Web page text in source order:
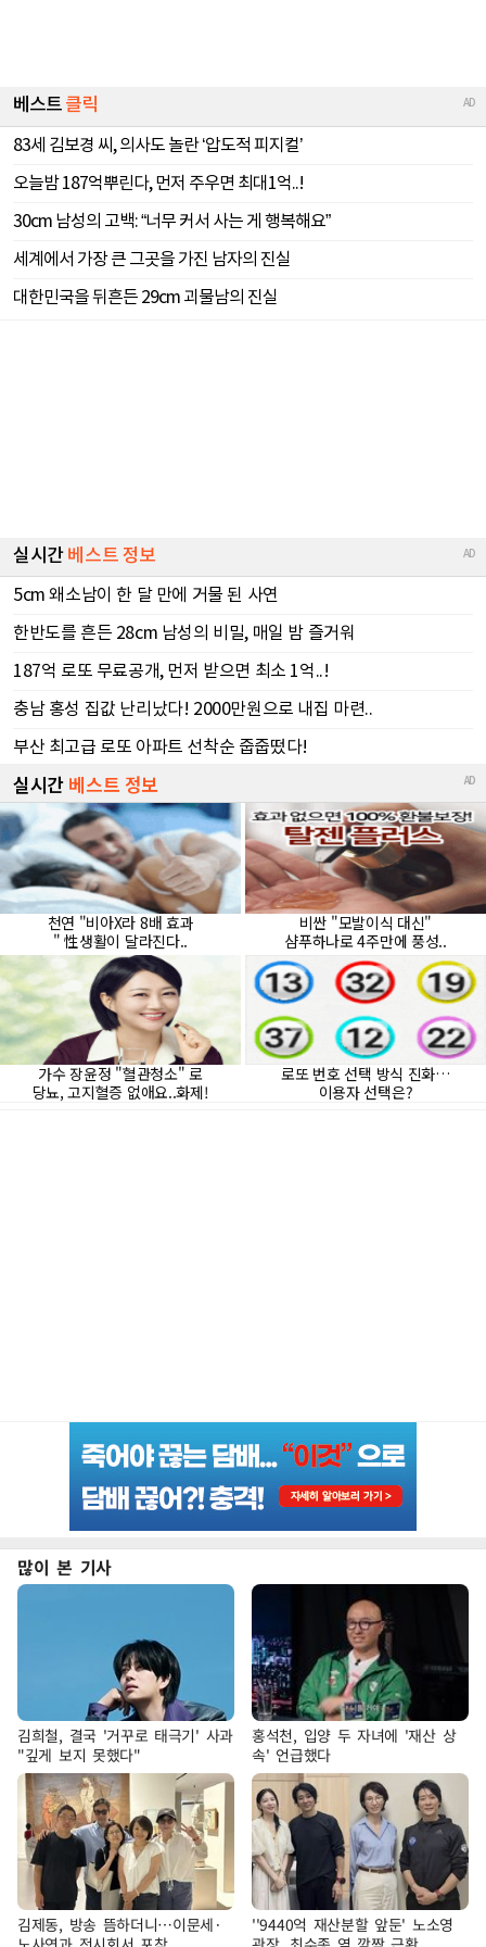
많이 본 기사
김희철, 결국 '거꾸로 태극기' 사과
"깊게 보지 못했다"
홍석천, 입양 두 자녀에 '재산 상
속' 언급했다
김제동, 방송 뜸하더니…이문세·
''9440억 재산분할 앞둔' 노소영